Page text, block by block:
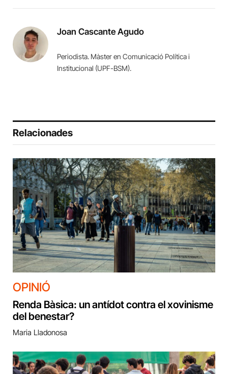
Joan Cascante Agudo
Periodista. Màster en Comunicació Política i
Institucional (UPF-BSM).
Relacionades
OPINIÓ
Renda Bàsica: un antídot contra el xovinisme
del benestar?
Maria Lladonosa